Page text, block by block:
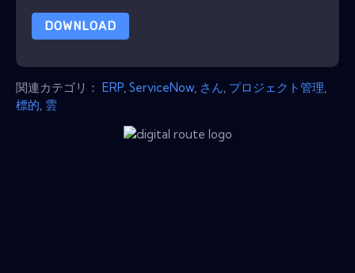
DOWNLOAD
関連カテゴリ： ERP ServiceNow さん プロジェクト管理
標的 雲